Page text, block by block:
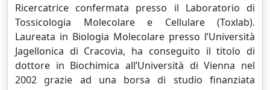
Ricercatrice confermata presso il Laboratorio di
Tossicologia Molecolare e Cellulare (Toxlab).
Laureata in Biologia Molecolare presso l’Università
Jagellonica di Cracovia, ha conseguito il titolo di
dottore in Biochimica all’Università di Vienna nel
2002 grazie ad una borsa di studio finanziata